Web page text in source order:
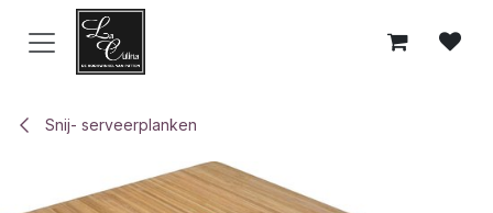
Overslaan naar inhoud
Snij- serveerplanken